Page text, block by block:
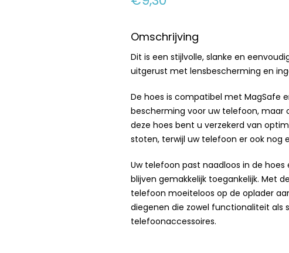
Omschrijving
Dit is een stijlvolle, slanke en
uitgerust met lensbescherming en
De hoes is compatibel met MagSafe
bescherming voor uw telefoon, maar
deze hoes bent u verzekerd van
stoten, terwijl uw telefoon er ook nog
Uw telefoon past naadloos in de
blijven gemakkelijk toegankelijk. Met
telefoon moeiteloos op de oplader
diegenen die zowel functionaliteit als
telefoonaccessoires.